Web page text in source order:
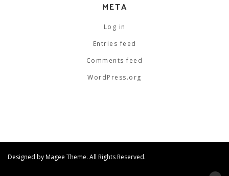
META
Log in
Entries feed
Comments feed
WordPress.org
Designed byMagee Theme. All Rights Reserved.